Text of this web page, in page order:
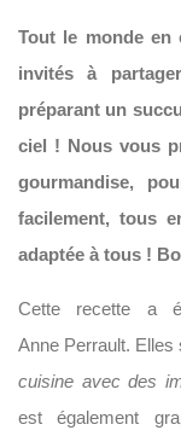
Tout le monde en
invités à
préparant un
ciel ! Nous vous
gourmandise,
facilement, tous
adaptée à tous !
Cette recette a
Anne Perrault.
cuisine avec des
est également